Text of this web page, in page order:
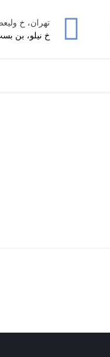
تهران، خ
خ نیلو، بن بست